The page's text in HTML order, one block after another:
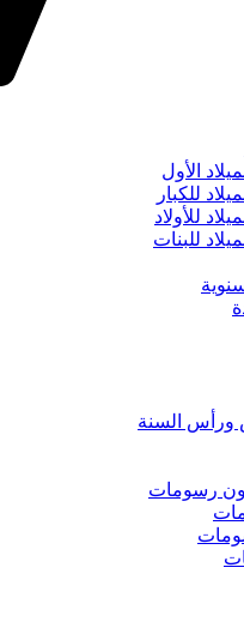
الأول
للكبار
للأولاد
للبنات
ورأس السنة
رسومات